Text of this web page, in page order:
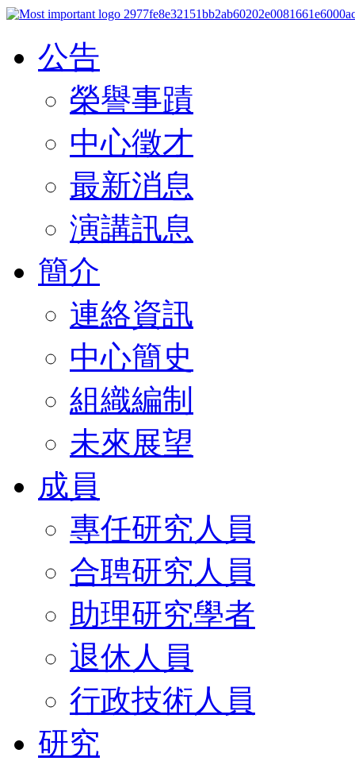
公告
榮譽事蹟
中心徵才
最新消息
演講訊息
簡介
連絡資訊
中心簡史
組織編制
未來展望
成員
專任研究人員
合聘研究人員
助理研究學者
退休人員
行政技術人員
研究